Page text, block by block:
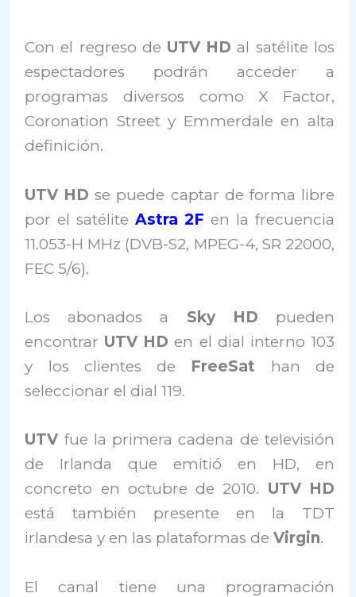
Con el regreso de UTV HD al satélite los
espectadores podrán acceder a
programas diversos como X Factor,
Coronation Street y Emmerdale en alta
definición.
UTV HD se puede captar de forma libre
por el satéliteAstra 2F en la frecuencia
11.053-H MHz (DVB-S2, MPEG-4, SR 22000,
FEC 5/6).
Los abonados a Sky HD pueden
encontrar UTV HD en el dial interno 103
y los clientes de FreeSat han de
seleccionar el dial 119.
UTV fue la primera cadena de televisión
de Irlanda que emitió en HD, en
concreto en octubre de 2010. UTV HD
está también presente en la TDT
irlandesa y en las plataformas deVirgin.
El canal tiene una programación